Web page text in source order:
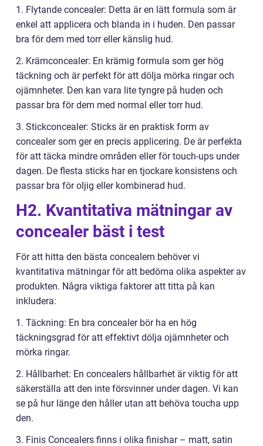
1. Flytande concealer: Detta är en lätt formula som är
enkel att applicera och blanda in i huden. Den passar
bra för dem med torr eller känslig hud.
2. Krämconcealer: En krämig formula som ger hög
täckning och är perfekt för att dölja mörka ringar och
ojämnheter. Den kan vara lite tyngre på huden och
passar bra för dem med normal eller torr hud.
3. Stickconcealer: Sticks är en praktisk form av
concealer som ger en precis applicering. De är perfekta
för att täcka mindre områden eller för touch-ups under
dagen. De flesta sticks har en tjockare konsistens och
passar bra för oljig eller kombinerad hud.
H2. Kvantitativa mätningar av
concealer bäst i test
För att hitta den bästa concealern behöver vi
kvantitativa mätningar för att bedöma olika aspekter av
produkten. Några viktiga faktorer att titta på kan
inkludera:
1. Täckning: En bra concealer bör ha en hög
täckningsgrad för att effektivt dölja ojämnheter och
mörka ringar.
2. Hållbarhet: En concealers hållbarhet är viktig för att
säkerställa att den inte försvinner under dagen. Vi kan
se på hur länge den håller utan att behöva toucha upp
den.
3. Finis Concealers finns i olika finishar – matt, satin